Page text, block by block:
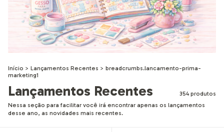
Início > Lançamentos Recentes > breadcrumbs.lancamento-prima-
marketing1
Lançamentos Recentes
354 produtos
Nessa seção para facilitar você irá encontrar apenas os lançamentos
desse ano, as novidades mais recentes.